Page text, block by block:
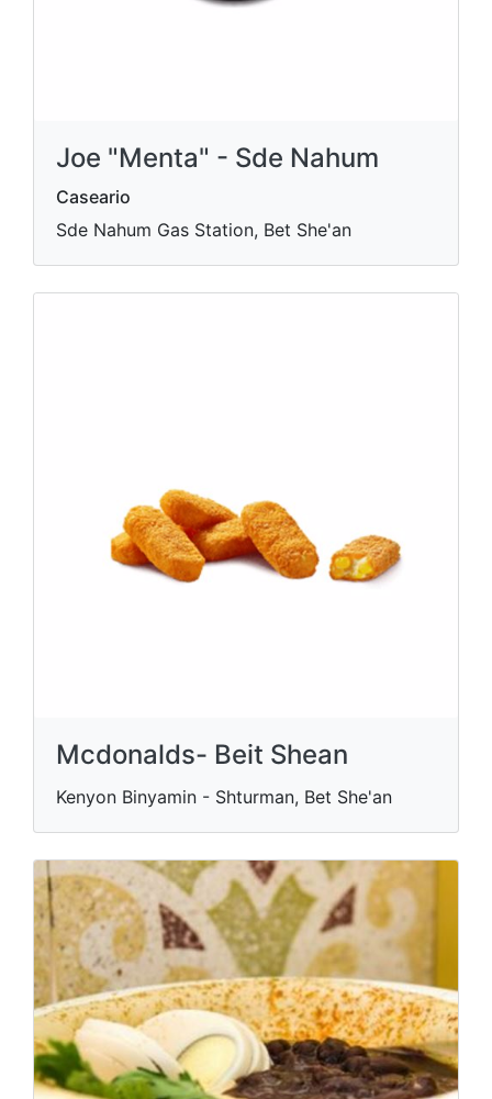
Joe "Menta" - Sde Nahum
Caseario
Sde Nahum Gas Station, Bet She'an
Mcdonalds- Beit Shean
Kenyon Binyamin - Shturman, Bet She'an